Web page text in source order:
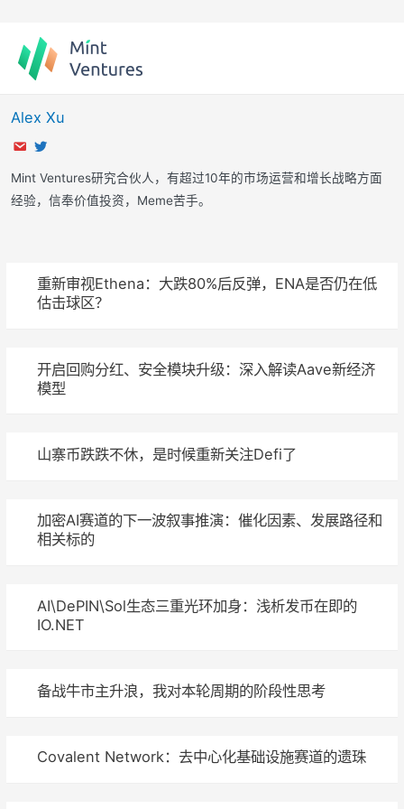
content
Alex Xu
Mint Ventures研究合伙人，有超过10年的市场运营和增长战略方面
经验，信奉价值投资，Meme苦手。
重新审视Ethena：大跌80%后反弹，ENA是否仍在低
估击球区？
开启回购分红、安全模块升级：深入解读Aave新经济
模型
山寨币跌跌不休，是时候重新关注Defi了
加密AI赛道的下一波叙事推演：催化因素、发展路径和
相关标的
AI\DePIN\Sol生态三重光环加身：浅析发币在即的
IO.NET
备战牛市主升浪，我对本轮周期的阶段性思考
Covalent Network：去中心化基础设施赛道的遗珠